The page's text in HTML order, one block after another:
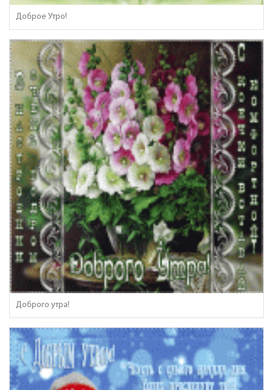
Доброе Утро!
Доброго утра!